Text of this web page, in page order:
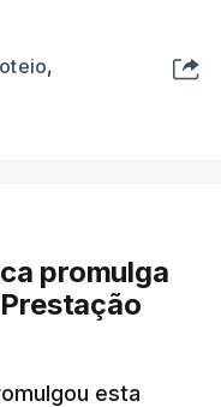
,
promulga
esta